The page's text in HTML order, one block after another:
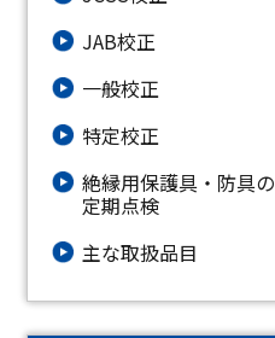
JAB校正
一般校正
特定校正
絶縁⽤保護具・防具の
定期点検
主な取扱品目